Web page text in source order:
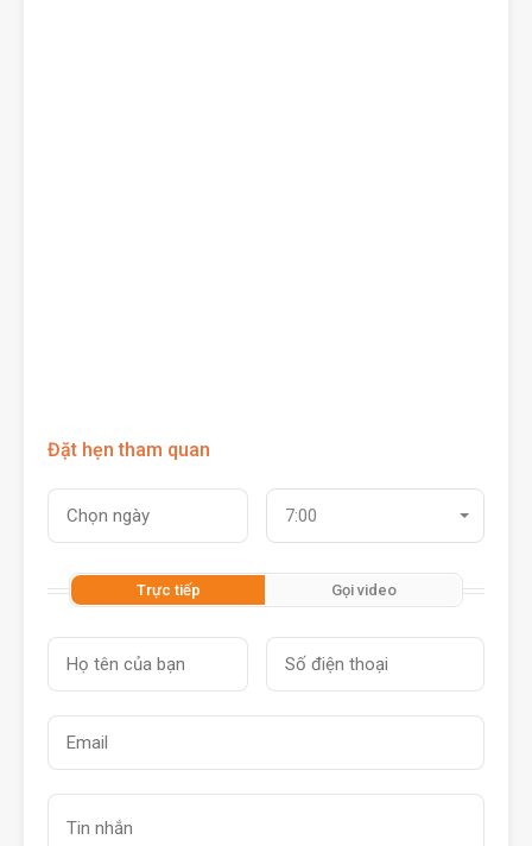
Đặt hẹn tham quan
7:00
Trực tiếp Gọi video